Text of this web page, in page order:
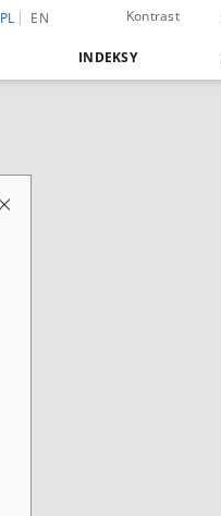
PL EN Kontrast
INDEKSY